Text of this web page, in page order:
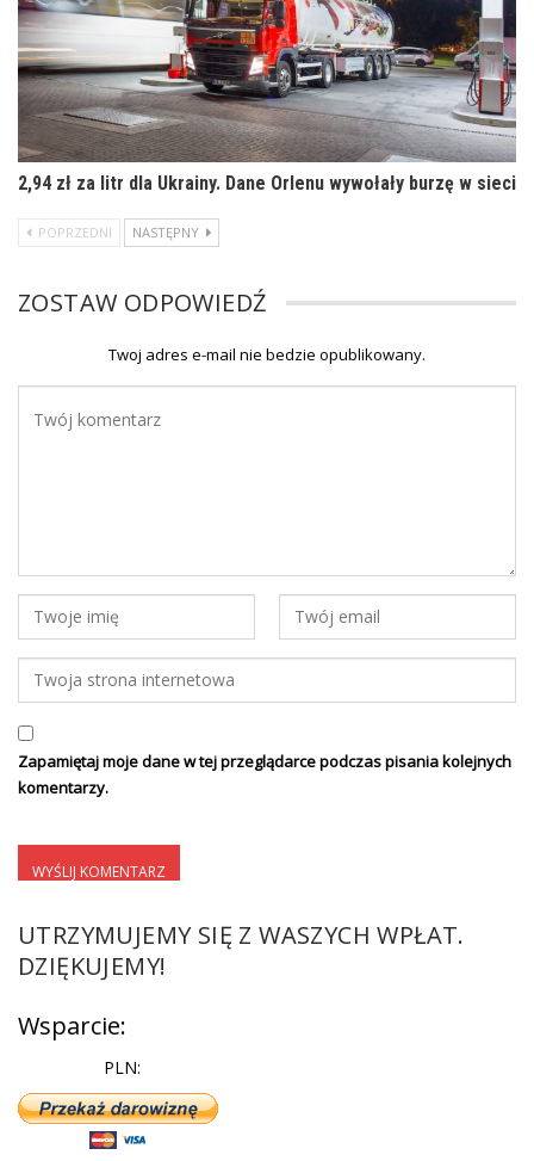
2,94 zł za litr dla Ukrainy. Dane Orlenu wywołały burzę w sieci
POPRZEDNI NASTĘPNY
ZOSTAW ODPOWIEDŹ
Twoj adres e-mail nie bedzie opublikowany.
Zapamiętaj moje dane w tej przeglądarce podczas pisania kolejnych
komentarzy.
UTRZYMUJEMY SIĘ Z WASZYCH WPŁAT.
DZIĘKUJEMY!
Wsparcie:
PLN: